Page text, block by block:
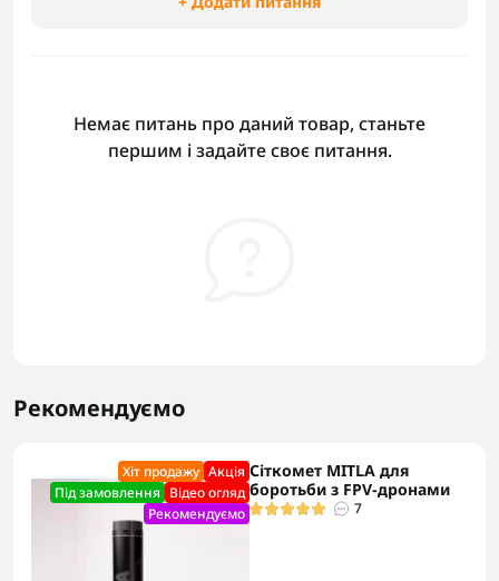
Немає питань про даний товар, станьте
першим і задайте своє питання.
Рекомендуємо
Хіт продажу Акцiя
Під замовлення Відео огляд
Рекомендуємо
Сіткомет MITLA для
боротьби з FPV-дронами
7